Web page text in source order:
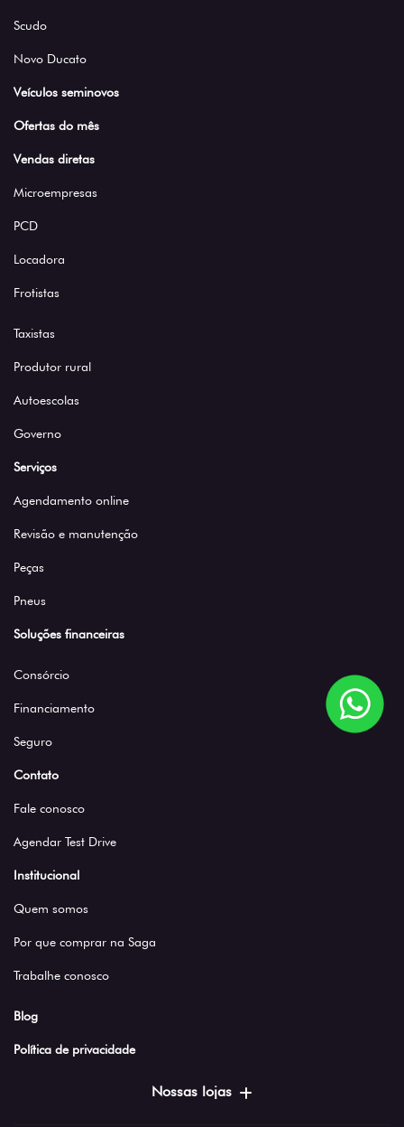
Scudo
Novo Ducato
Veículos seminovos
Ofertas do mês
Vendas diretas
Microempresas
PCD
Locadora
Frotistas
Taxistas
Produtor rural
Autoescolas
Governo
Serviços
Agendamento online
Revisão e manutenção
Peças
Pneus
Soluções financeiras
Consórcio
Financiamento
Seguro
Contato
Fale conosco
Agendar Test Drive
Institucional
Quem somos
Por que comprar na Saga
Trabalhe conosco
Blog
Política de privacidade
Nossas lojas